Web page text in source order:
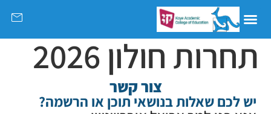
תחרות חולון 2026
צור קשר
יש לכם שאלות בנושאי תוכן או הרשמה?